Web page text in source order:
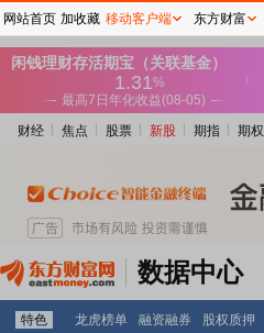
财经 焦点 股票 新股 期指 期权
数据中心
特色 龙虎榜单 融资融券 股权质押
网站首页 加收藏 移动客户端 东方财富